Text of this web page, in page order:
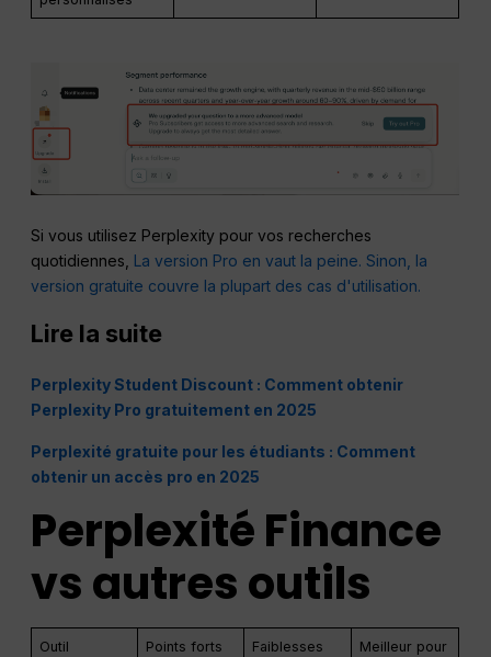
Si vous utilisez Perplexity pour vos recherches
quotidiennes, La version Pro en vaut la peine. Sinon, la
version gratuite couvre la plupart des cas d'utilisation.
Lire la suite
Perplexity Student Discount : Comment obtenir
Perplexity Pro gratuitement en 2025
Perplexité gratuite pour les étudiants : Comment
obtenir un accès pro en 2025
PerplexitéFinance
vs autres outils
Outil Points forts Faiblesses Meilleur pour